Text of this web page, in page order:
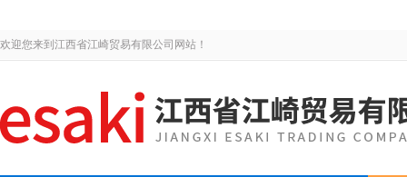
欢迎您来到江西省江崎贸易有限公司网站！